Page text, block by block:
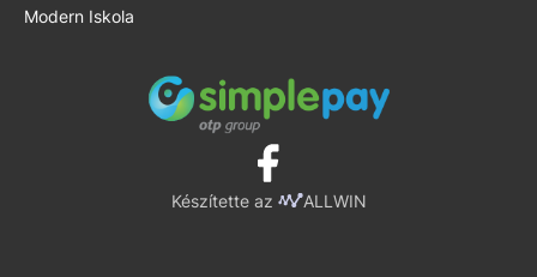
Modern Iskola
Készítette az ALLWIN